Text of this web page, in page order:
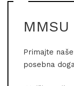
Primajte
posebna